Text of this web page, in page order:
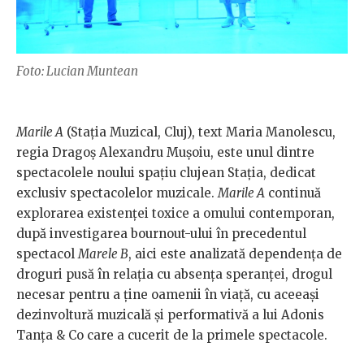
Foto: Lucian Muntean
Marile A (Stația Muzical, Cluj), text Maria Manolescu,
regia Dragoș Alexandru Mușoiu, este unul dintre
spectacolele noului spațiu clujean Stația, dedicat
exclusiv spectacolelor muzicale. Marile A continuă
explorarea existenței toxice a omului contemporan,
după investigarea bournout-ului în precedentul
spectacol Marele B, aici este analizată dependența de
droguri pusă în relația cu absența speranței, drogul
necesar pentru a ține oamenii în viață, cu aceeași
dezinvoltură muzicală și performativă a lui Adonis
Tanța & Co care a cucerit de la primele spectacole.